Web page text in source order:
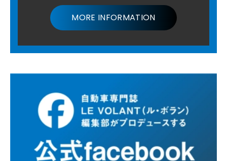
MORE INFORMATION